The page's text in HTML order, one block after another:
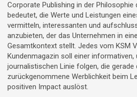
Corporate Publishing in der Philosophie
bedeutet, die Werte und Leistungen
vermitteln, interessanten und
anzubieten, der das Unternehmen in
Gesamtkontext stellt. Jedes vom KSM
Kundenmagazin soll einer informativen,
journalistischen Linie folgen, die gerade
zurückgenommene Werblichkeit beim
positiven Impact auslöst.